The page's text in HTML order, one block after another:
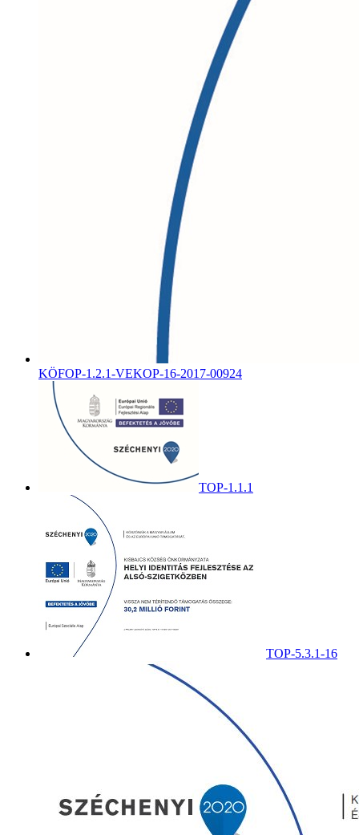
KÖFOP-1.2.1-VEKOP-16-2017-00924
TOP-1.1.1
TOP-5.3.1-16